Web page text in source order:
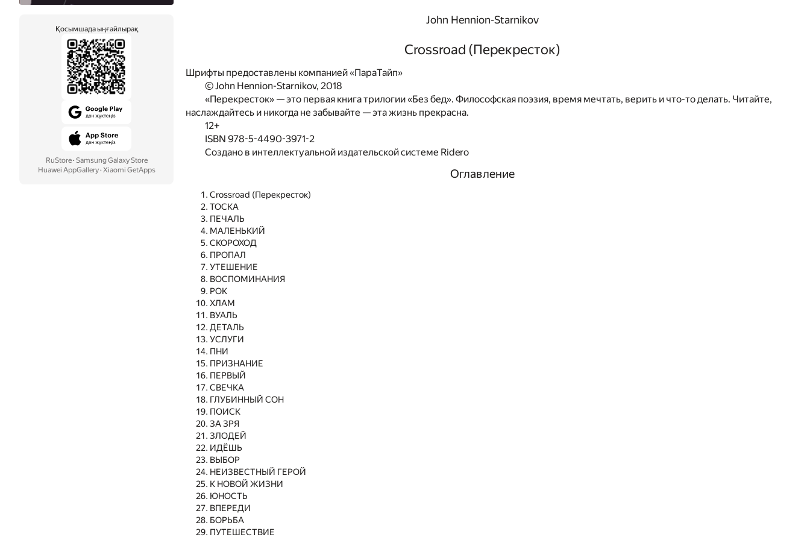
Қосымшада ыңғайлырақ
RuStore· Samsung Galaxy Store
Huawei AppGallery· Xiaomi GetApps
John Hennion-Starnikov
Crossroad (Перекресток)
Шрифты предоставлены компанией «ПараТайп»
© John Hennion-Starnikov, 2018
«Перекресток» — это первая книга трилогии «Без бед». Философская поэзия, время мечтать, верить и что-то делать. Читайте,
наслаждайтесь и никогда не забывайте — эта жизнь прекрасна.
12+
ISBN 978-5-4490-3971-2
Создано в интеллектуальной издательской системе Ridero
Оглавление
Crossroad (Перекресток)
ТОСКА
ПЕЧАЛЬ
МАЛЕНЬКИЙ
СКОРОХОД
ПРОПАЛ
УТЕШЕНИЕ
ВОСПОМИНАНИЯ
РОК
ХЛАМ
ВУАЛЬ
ДЕТАЛЬ
УСЛУГИ
ПНИ
ПРИЗНАНИЕ
ПЕРВЫЙ
СВЕЧКА
ГЛУБИННЫЙ СОН
ПОИСК
ЗА ЗРЯ
ЗЛОДЕЙ
ИДЁШЬ
ВЫБОР
НЕИЗВЕСТНЫЙ ГЕРОЙ
К НОВОЙ ЖИЗНИ
ЮНОСТЬ
ВПЕРЕДИ
БОРЬБА
ПУТЕШЕСТВИЕ